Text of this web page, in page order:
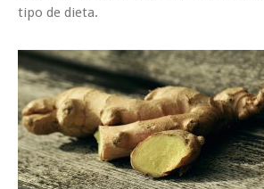
tipo de dieta.